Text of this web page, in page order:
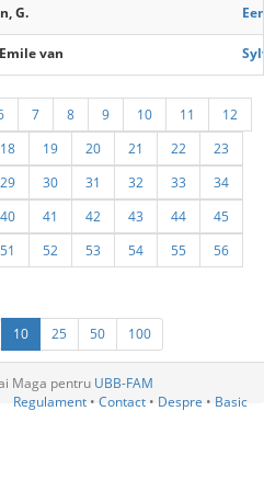
G.
van
7 8 9 10 11
12
18 19 20 21 22
23
29 30 31 32 33
34
40 41 42 43 44
45
51 52 53 54 55
56
10 25 50 100
Maga pentru UBB-FAM
Regulament • Contact • Despre • Basic